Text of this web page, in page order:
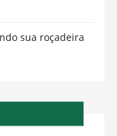
sua roçadeira